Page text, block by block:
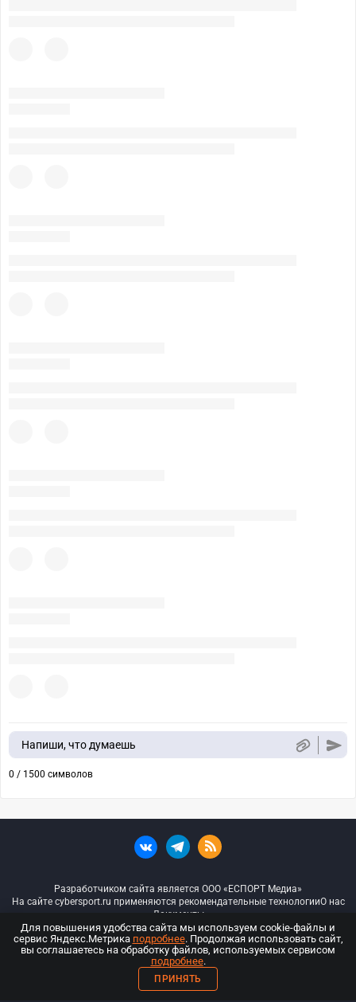
Напиши, что думаешь
0 / 1500 символов
Разработчиком сайта является ООО «ЕСПОРТ Медиа»
На сайте cybersport.ru применяются рекомендательные технологииО нас
Документы
© ООО «Киберспорт.ру» — Все права защищены
18+
ООО «Киберспорт.ру». Свидетельство о регистрации средств массовой
Для повышения удобства сайта мы используем cookie-файлы и
сервис Яндекс.Метрика подробнее. Продолжая использовать сайт,
вы соглашаетесь на обработку файлов, используемых сервисом
подробнее.
ПРИНЯТЬ